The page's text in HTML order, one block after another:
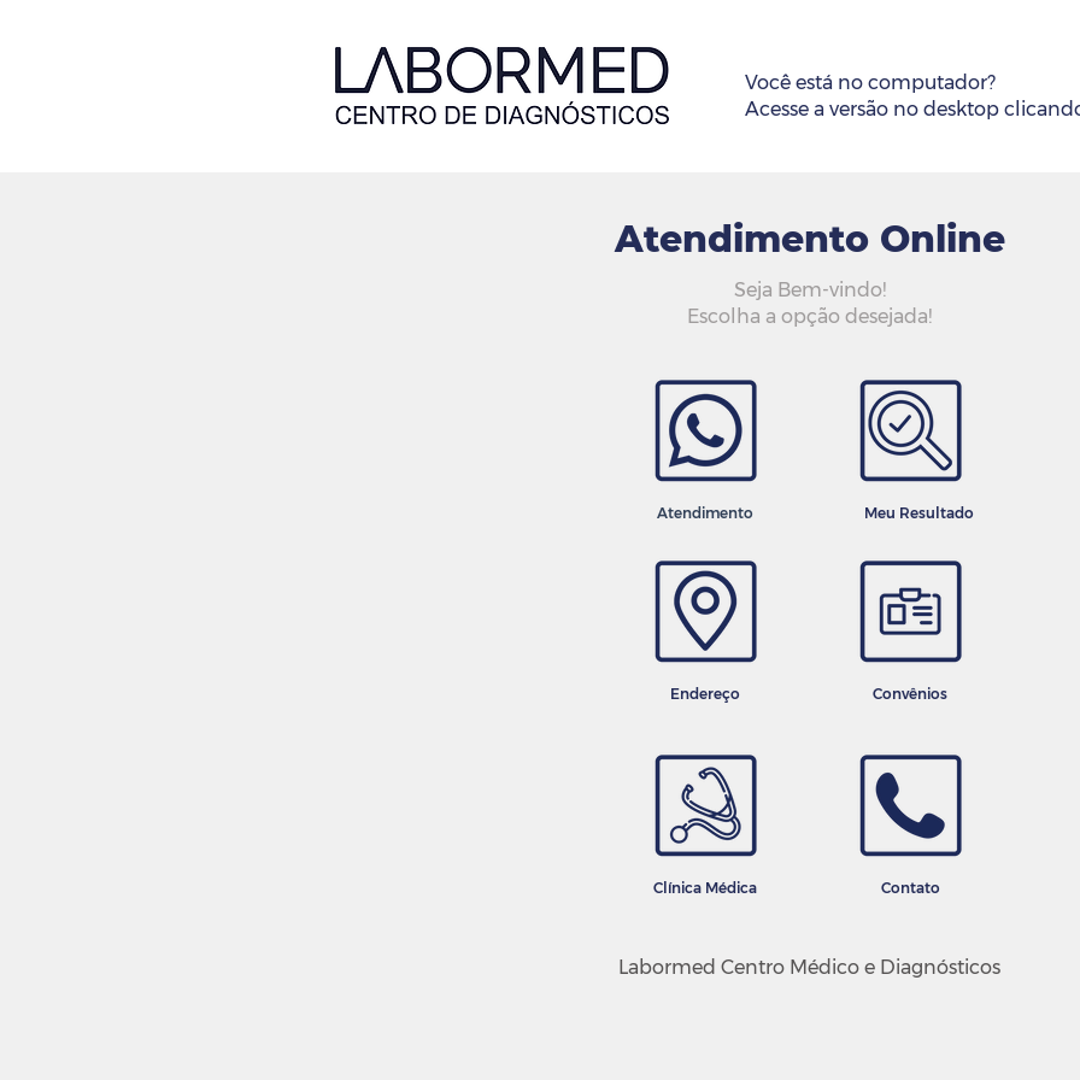
Você está no computador?
Acesse a versão no desktop
Atendimento Online
Seja Bem-vindo!
Escolha a opção desejada!
Atendimento
Endereço
Meu Resultado
Convênios
Clínica Médica Contato
Labormed Centro Médico e Diagnósticos